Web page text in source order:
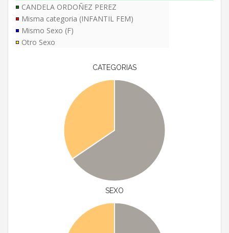
CANDELA ORDOÑEZ PEREZ
Misma categoria (INFANTIL FEM)
Mismo Sexo (F)
Otro Sexo
CATEGORIAS
SEXO